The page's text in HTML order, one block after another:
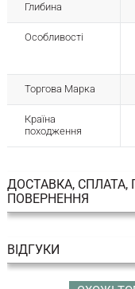
Глибина
Особливості
Торгова Марка
Країна
походження
ДОСТАВКА, СПЛАТА,
ПОВЕРНЕННЯ
ВІДГУКИ